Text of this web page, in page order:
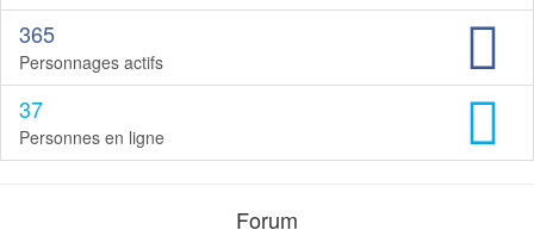
365
Personnages actifs
37
Personnes en ligne
Forum